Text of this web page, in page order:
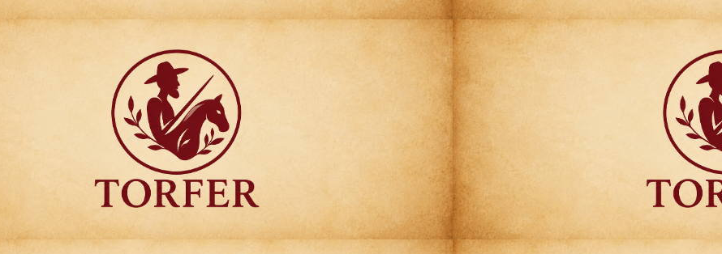
Articulos para Regalo Torfer.